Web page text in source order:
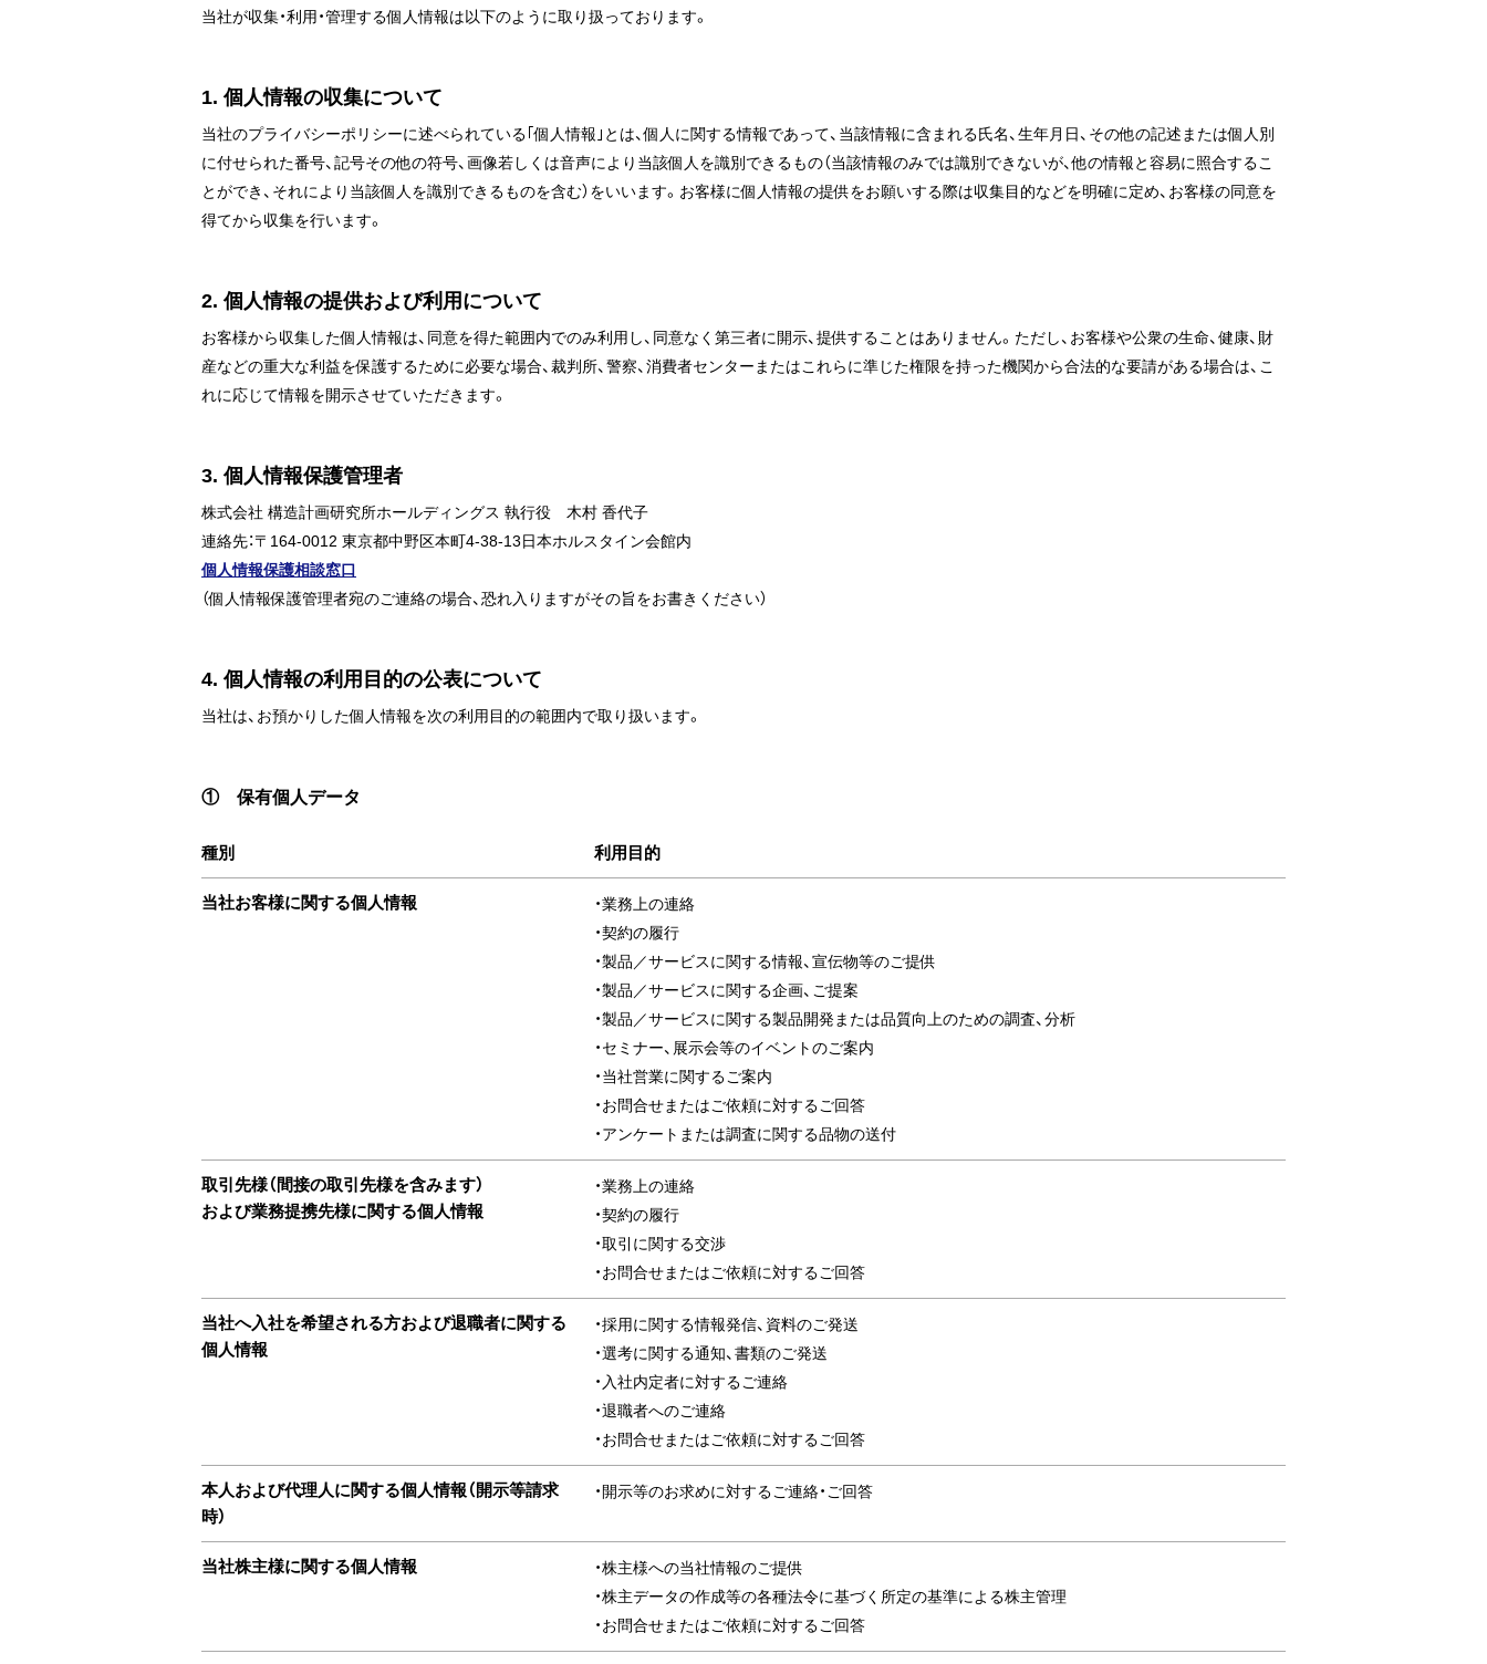
当社が収集・利用・管理する個人情報は以下のように取り扱っております。
1. 個人情報の収集について
当社のプライバシーポリシーに述べられている｢個人情報｣とは、個人に関する情報であって、当該情報に含まれる氏名、生年月日、その他の記述または個人別
に付せられた番号、記号その他の符号、画像若しくは音声により当該個人を識別できるもの（当該情報のみでは識別できないが、他の情報と容易に照合するこ
とができ、それにより当該個人を識別できるものを含む）をいいます。お客様に個人情報の提供をお願いする際は収集目的などを明確に定め、お客様の同意を
得てから収集を行います。
2. 個人情報の提供および利用について
お客様から収集した個人情報は、同意を得た範囲内でのみ利用し、同意なく第三者に開示、提供することはありません。ただし、お客様や公衆の生命、健康、財
産などの重大な利益を保護するために必要な場合、裁判所、警察、消費者センターまたはこれらに準じた権限を持った機関から合法的な要請がある場合は、こ
れに応じて情報を開示させていただきます。
3. 個人情報保護管理者
株式会社 構造計画研究所ホールディングス 執行役 木村 香代子
連絡先：〒164-0012 東京都中野区本町4-38-13日本ホルスタイン会館内
個人情報保護相談窓口
（個人情報保護管理者宛のご連絡の場合、恐れ入りますがその旨をお書きください）
4. 個人情報の利用目的の公表について
当社は、お預かりした個人情報を次の利用目的の範囲内で取り扱います。
① 保有個人データ
種別 利用目的
当社お客様に関する個人情報
・業務上の連絡
・契約の履行
・製品／サービスに関する情報、宣伝物等のご提供
・製品／サービスに関する企画、ご提案
・製品／サービスに関する製品開発または品質向上のための調査、分析
・セミナー、展示会等のイベントのご案内
・当社営業に関するご案内
・お問合せまたはご依頼に対するご回答
・アンケートまたは調査に関する品物の送付
取引先様（間接の取引先様を含みます）
および業務提携先様に関する個人情報
・業務上の連絡
・契約の履行
・取引に関する交渉
・お問合せまたはご依頼に対するご回答
当社へ入社を希望される方および退職者に関する
個人情報
・採用に関する情報発信、資料のご発送
・選考に関する通知、書類のご発送
・入社内定者に対するご連絡
・退職者へのご連絡
・お問合せまたはご依頼に対するご回答
本人および代理人に関する個人情報（開示等請求
時）
・開示等のお求めに対するご連絡・ご回答
当社株主様に関する個人情報
・株主様への当社情報のご提供
・株主データの作成等の各種法令に基づく所定の基準による株主管理
・お問合せまたはご依頼に対するご回答